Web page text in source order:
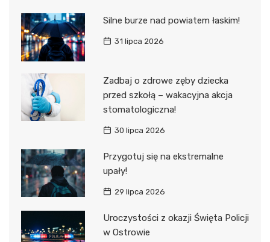
Silne burze nad powiatem łaskim!
31 lipca 2026
Zadbaj o zdrowe zęby dziecka
przed szkołą – wakacyjna akcja
stomatologiczna!
30 lipca 2026
Przygotuj się na ekstremalne
upały!
29 lipca 2026
Uroczystości z okazji Święta Policji
w Ostrowie